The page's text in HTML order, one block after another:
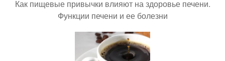
Как пищевые привычки влияют на здоровье печени.
Функции печени и ее болезни